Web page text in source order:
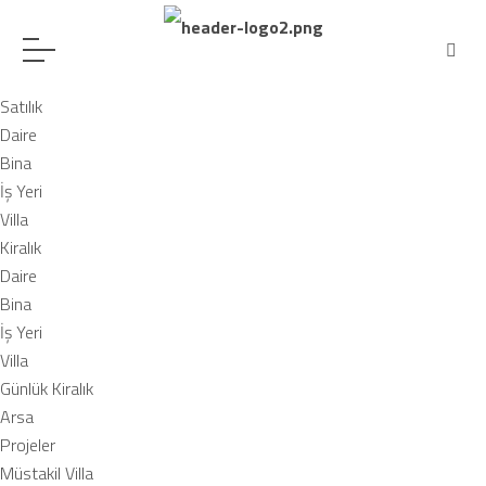
Satılık
Daire
Bina
İş Yeri
Villa
Kiralık
Daire
Bina
İş Yeri
Villa
Günlük Kiralık
Arsa
Projeler
Müstakil Villa